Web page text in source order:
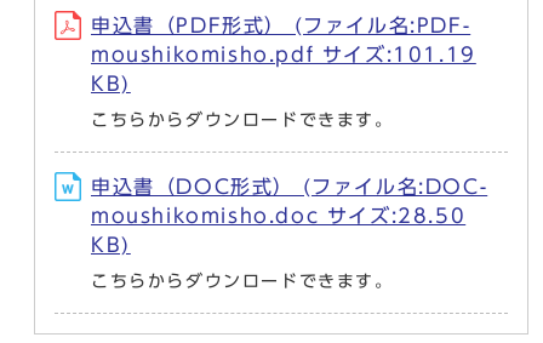
申込書（PDF形式） (ファイル名:PDF-
moushikomisho.pdf サイズ:101.19
KB)
こちらからダウンロードできます。
申込書（DOC形式） (ファイル名:DOC-
moushikomisho.doc サイズ:28.50
KB)
こちらからダウンロードできます。